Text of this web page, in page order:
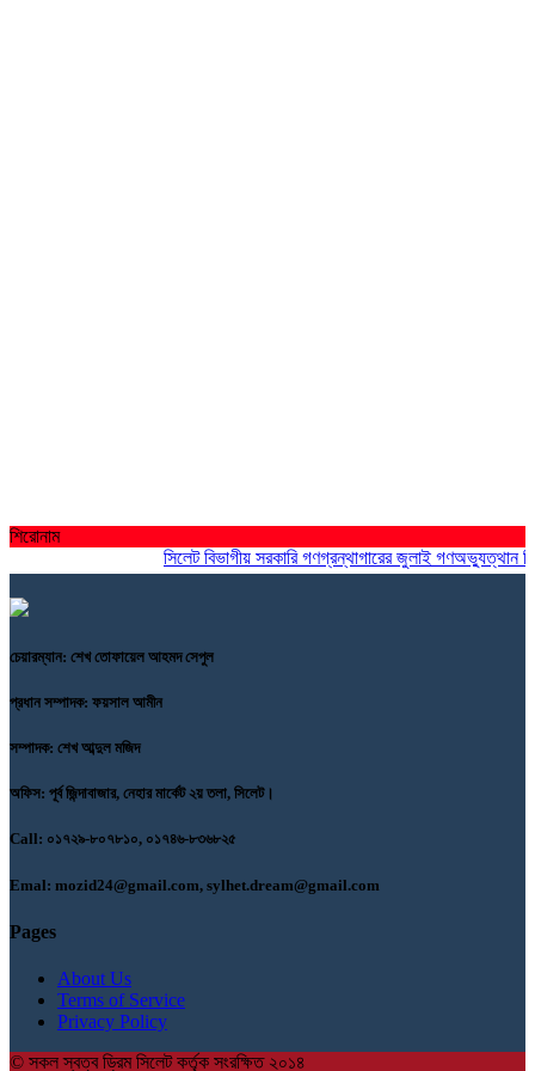
শিরোনাম
সিলেট বিভাগীয় সরকারি গণগ্রন্থাগারের জুলাই গণঅভ্যুত্থান
চেয়ারম্যান: শেখ তোফায়েল আহমদ সেপুল
প্রধান সম্পাদক: ফয়সাল আমীন
সম্পাদক: শেখ আব্দুল মজিদ
অফিস: পূর্ব জিন্দাবাজার, নেহার মার্কেট ২য় তলা, সিলেট।
Call: ০১৭২৯-৮০৭৮১০, ০১৭৪৬-৮৩৬৮২৫
Emal: mozid24@gmail.com, sylhet.dream@gmail.com
Pages
About Us
Terms of Service
Privacy Policy
© সকল স্বত্ব ড্রিম সিলেট কর্তৃক সংরক্ষিত ২০১৪